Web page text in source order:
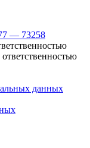
— 73258
данных